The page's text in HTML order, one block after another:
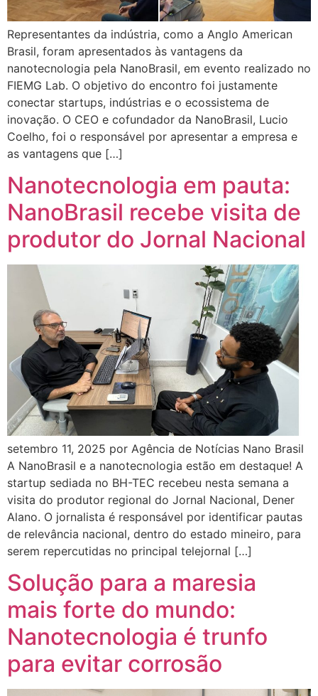
Representantes da indústria, como a Anglo American
Brasil, foram apresentados às vantagens da
nanotecnologia pela NanoBrasil, em evento realizado no
FIEMG Lab. O objetivo do encontro foi justamente
conectar startups, indústrias e o ecossistema de
inovação. O CEO e cofundador da NanoBrasil, Lucio
Coelho, foi o responsável por apresentar a empresa e
as vantagens que […]
Nanotecnologia em pauta:
NanoBrasil recebe visita de
produtor do Jornal Nacional
setembro 11, 2025 por Agência de Notícias Nano Brasil
A NanoBrasil e a nanotecnologia estão em destaque! A
startup sediada no BH-TEC recebeu nesta semana a
visita do produtor regional do Jornal Nacional, Dener
Alano. O jornalista é responsável por identificar pautas
de relevância nacional, dentro do estado mineiro, para
serem repercutidas no principal telejornal […]
Solução para a maresia
mais forte do mundo:
Nanotecnologia é trunfo
para evitar corrosão